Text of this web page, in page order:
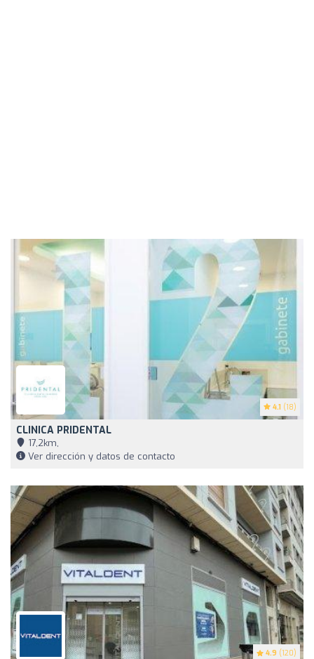
4.1 (18)
CLINICA PRIDENTAL
17,2km,
Ver dirección y datos de contacto
4.9 (120)